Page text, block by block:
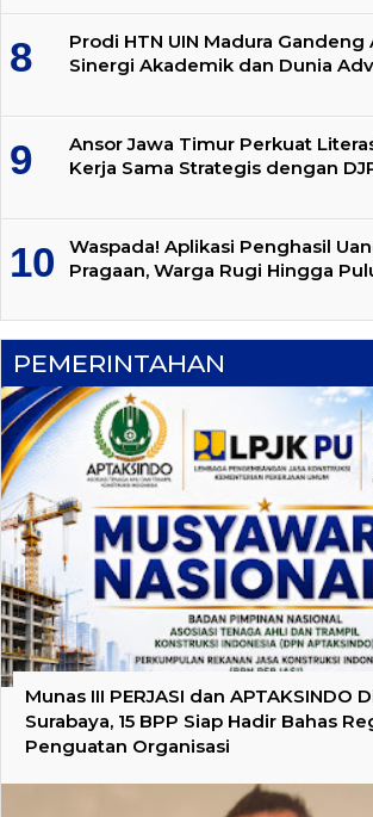
Prodi HTN UIN Madura Gandeng
Sinergi Akademik dan Dunia
Ansor Jawa Timur Perkuat
Kerja Sama Strategis dengan
Waspada! Aplikasi Penghasil
Pragaan, Warga Rugi Hingga
PEMERINTAHAN
Munas III PERJASI dan APTAKSINDO
Surabaya, 15 BPP Siap Hadir Bahas
Penguatan Organisasi